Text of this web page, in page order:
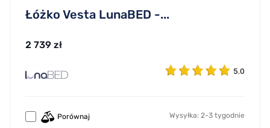
Łóżko Vesta LunaBED -...
2 739 zł
5.0
Porównaj Wysyłka: 2-3 tygodnie